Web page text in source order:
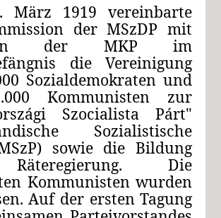
März 1919 vereinbarte
der MSzDP mit
der MKP im
die Vereinigung
Sozialdemokraten und
Kommunisten zur
Szocialista Párt"
Sozialistische
sowie die Bildung
Die
Kommunisten wurden
Auf der ersten Tagung